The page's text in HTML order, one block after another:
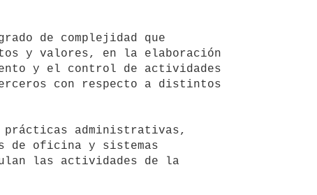
y valores, en la elaboración
y el control de actividades
con respecto a distintos
de oficina y sistemas
las actividades de la